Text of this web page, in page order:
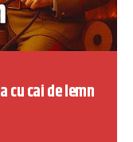
cu cai de lemn